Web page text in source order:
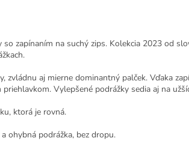
zapínaním na suchý zips. Kolekcia 2023 od
zvládnu aj mierne dominantný palček. Vďaka
Vylepšené podrážky sedia aj na
ktorá je rovná.
ohybná podrážka, bez dropu.